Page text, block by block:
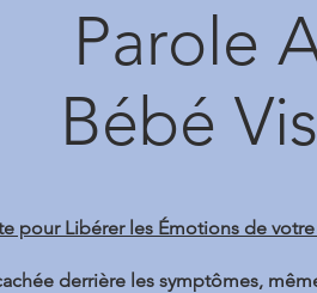
Parole
Bébé
pour Libérer les Émotions de
derrière les symptômes,